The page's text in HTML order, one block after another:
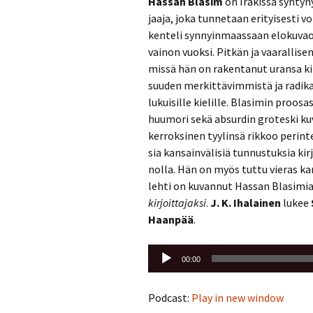
jaa­ja, joka tun­ne­taan eri­tyi­ses­ti
ken­te­li syn­nyin­maas­saan
vai­non vuok­si. Pit­kän ja
missä hän on ra­ken­ta­nut uran­sa
suu­den mer­kit­tä­vim­mis­tä ja
lu­kui­sil­le kie­lil­le. Bla­si­min
huu­mo­ri sekä ab­sur­din gro­tes­ki
ker­rok­si­nen tyy­lin­sä rik­koo
sia kan­sain­vä­li­siä tun­nus­tuk­sia
nol­la. Hän on myös tuttu vie­ras
leh­ti on ku­van­nut Has­san Bla­si­mia
kir­joit­ta­jak­si. J. K. Ihalainen lukee
Haanpää.
Äänitoistin
00:00
Podcast: Play in new window